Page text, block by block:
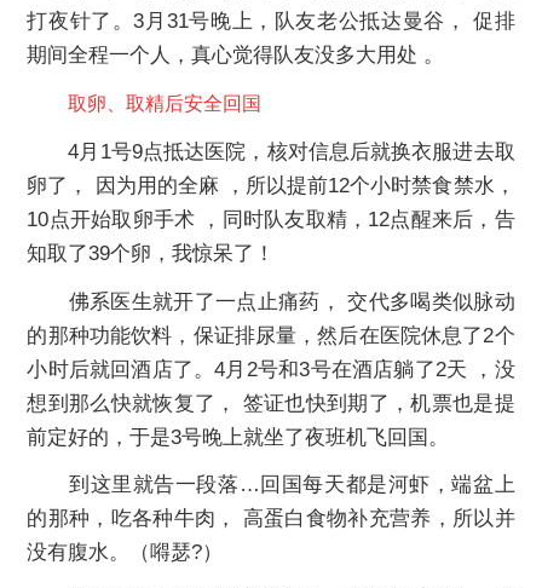
打夜针了。3月31号晚上，队友老公抵达曼谷， 促排
期间全程一个人，真心觉得队友没多大用处 。
取卵、取精后安全回国
4月1号9点抵达医院，核对信息后就换衣服进去取
卵了， 因为用的全麻 ，所以提前12个小时禁食禁水，
10点开始取卵手术 ，同时队友取精，12点醒来后，告
知取了39个卵，我惊呆了！
佛系医生就开了一点止痛药， 交代多喝类似脉动
的那种功能饮料，保证排尿量，然后在医院休息了2个
小时后就回酒店了。4月2号和3号在酒店躺了2天 ，没
想到那么快就恢复了， 签证也快到期了，机票也是提
前定好的，于是3号晚上就坐了夜班机飞回国。
到这里就告一段落…回国每天都是河虾，端盆上
的那种，吃各种牛肉， 高蛋白食物补充营养，所以并
没有腹水。（嘚瑟?）